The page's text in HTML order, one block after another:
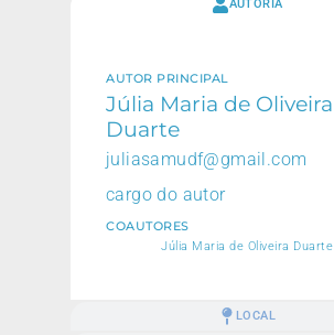
AUTORIA
LOCAL
AUTOR PRINCIPAL
Júlia Maria de Oliveira
Duarte
juliasamudf@gmail.com
cargo do autor
COAUTORES
Júlia Maria de Oliveira Duarte